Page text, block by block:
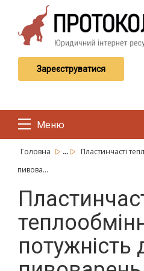
Зареєструватися
Меню
Головна ...
Пластинчасті
пивова...
потужність